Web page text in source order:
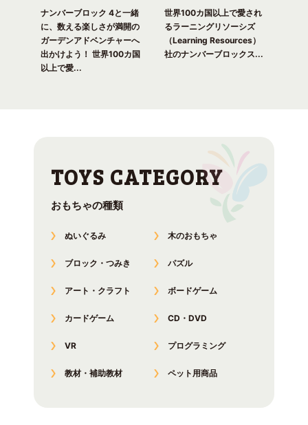
ナンバーブロック 4と一緒
に、数える楽しさが満開の
ガーデンアドベンチャーへ
出かけよう！ 世界100カ国
以上で愛...
世界100カ国以上で愛され
るラーニングリソーシズ
（Learning Resources）
社のナンバーブロックス...
おもちゃの種類
ぬいぐるみ 木のおもちゃ
ブロック・つみき パズル
アート・クラフト ボードゲーム
カードゲーム CD・DVD
VR プログラミング
教材・補助教材 ペット用商品